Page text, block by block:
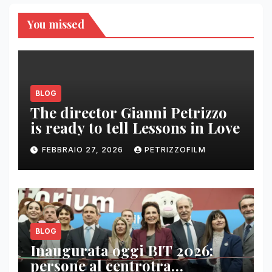
You missed
BLOG
The director Gianni Petrizzo
is ready to tell Lessons in Love
FEBBRAIO 27, 2026 PETRIZZOFILM
BLOG
Inaugurata oggi BIT 2026:
persone al centrotra